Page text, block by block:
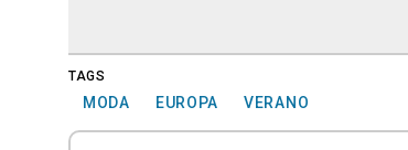
TAGS
MODA EUROPA VERANO